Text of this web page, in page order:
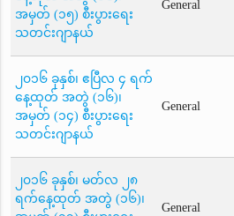
အမှတ် (၁၅) စီးပွားရေး
သတင်းဂျာနယ်
General
၂၀၁၆ ခုနှစ်၊ ဧပြီလ ၄ ရက်
နေ့ထုတ် အတွဲ (၁၆)၊
အမှတ် (၁၄) စီးပွားရေး
သတင်းဂျာနယ်
General
၂၀၁၆ ခုနှစ်၊ မတ်လ ၂၈
ရက်နေ့ထုတ် အတွဲ (၁၆)၊
General